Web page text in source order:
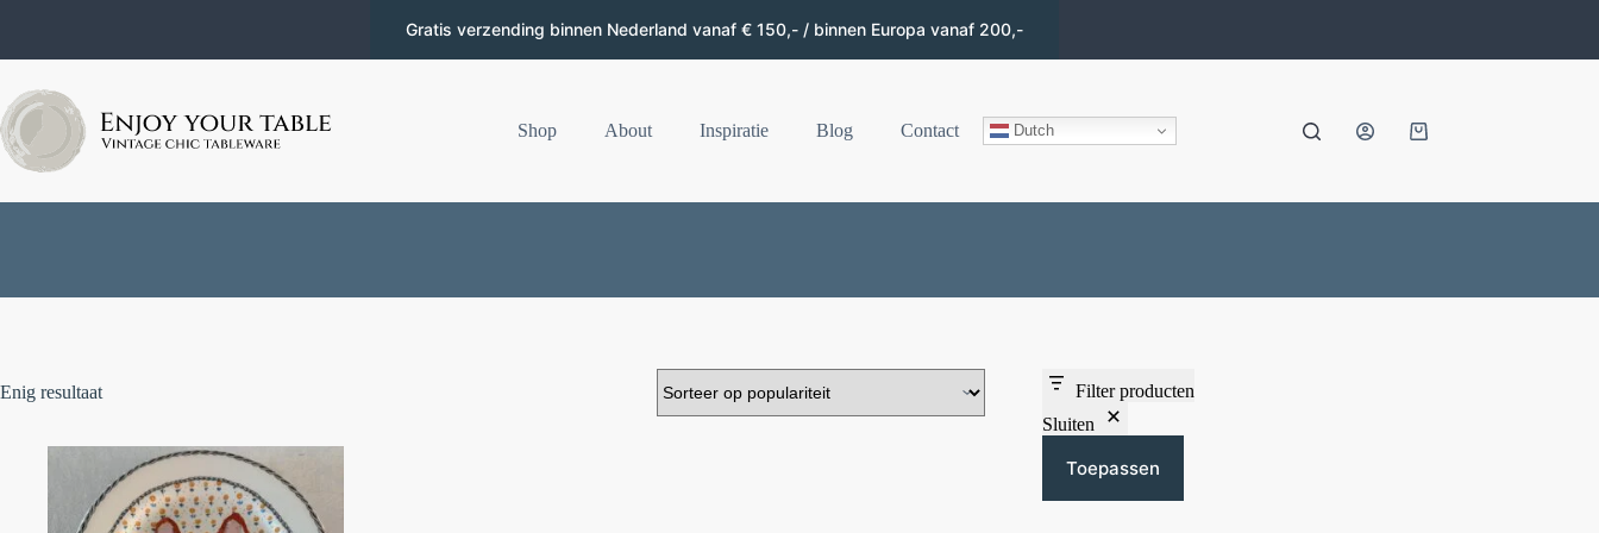
Gratis verzending binnen Nederland vanaf € 150,- / binnen Europa vanaf 200,-
Shop About Inspiratie Blog Contact Dutch
Enig resultaat
Filter producten
Sluiten
Toepassen